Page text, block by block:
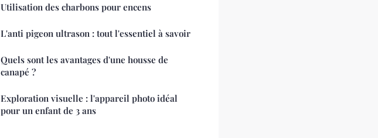
Utilisation des charbons pour encens
L'anti pigeon ultrason : tout l'essentiel à savoir
Quels sont les avantages d'une housse de
canapé ?
Exploration visuelle : l'appareil photo idéal
pour un enfant de 3 ans